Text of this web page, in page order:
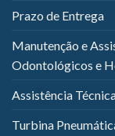
Prazo de Entrega
Manutenção e
Odontológicos e
Assistência
Turbina